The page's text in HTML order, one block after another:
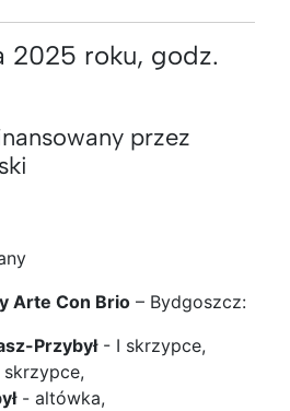
2025 roku, godz.
przez
Arte Con Brio – Bydgoszcz:
Przybył- I skrzypce,
skrzypce,
- altówka,